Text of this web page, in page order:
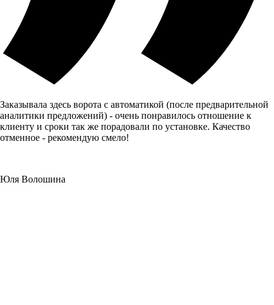
Заказывала здесь ворота с автоматикой (после предварительной
аналитики предложений) - очень понравилось отношение к
клиенту и сроки так же порадовали по установке. Качество
отменное - рекомендую смело!
Юля Волошина